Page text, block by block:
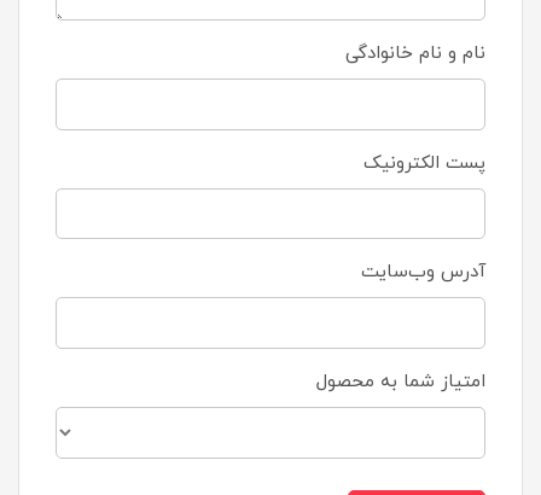
نام و نام خانوادگی
پست الکترونیک
آدرس وب‌سایت
امتیاز شما به محصول